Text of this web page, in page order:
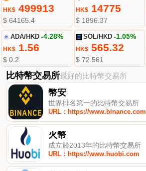
HK$499913
$ 64165.4
HK$ 14775
$ 1896.37
ADA/HKD -4.28%
HK$1.56
$ 0.2
SOL/HKD -1.05%
HK$ 565.32
$ 72.561
比特幣交易所最好的比特幣交易所
幣安
世界排名第一的比特幣交易所
URL：https://www.binance.com
火幣
成立於2013年的比特幣交易所
URL：https://www.huobi.com